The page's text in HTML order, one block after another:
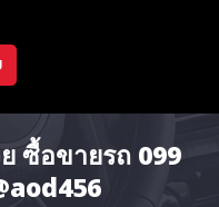
ซื้อขายรถ 099